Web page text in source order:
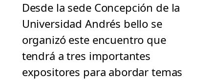
Desde la sede Concepción de la
Universidad Andrés bello se
organizó este encuentro que
tendrá a tres importantes
expositores para abordar temas